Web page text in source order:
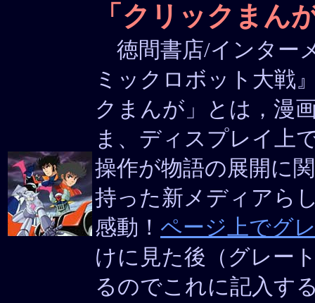
「クリックまん
徳間書店/インター
ミックロボット大戦
クまんが」とは，漫
ま、ディスプレイ上
操作が物語の展開に
持った新メディアら
感動！ ページ上でグ
けに見た後（グレー
るのでこれに記入す